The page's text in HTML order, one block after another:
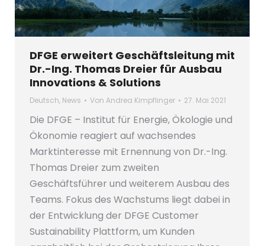
DFGE erweitert Geschäftsleitung mit
Dr.-Ing. Thomas Dreier für Ausbau
Innovations & Solutions
Deutsch, News Von Andrea Kimpflinger 27. Mai 2021
Die DFGE – Institut für Energie, Ökologie und
Ökonomie reagiert auf wachsendes
Marktinteresse mit Ernennung von Dr.-Ing.
Thomas Dreier zum zweiten
Geschäftsführer und weiterem Ausbau des
Teams. Fokus des Wachstums liegt dabei in
der Entwicklung der DFGE Customer
Sustainability Plattform, um Kunden